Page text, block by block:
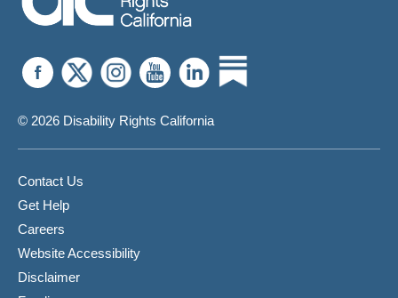
© 2026 Disability Rights California
Contact Us
Get Help
Careers
Website Accessibility
Disclaimer